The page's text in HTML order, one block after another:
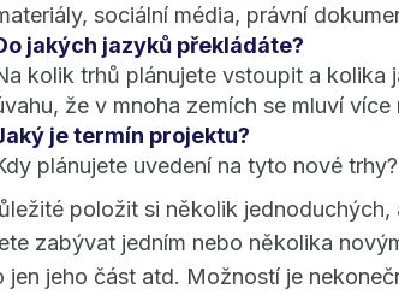
sociální média, právní
jakých jazyků překládáte?
kolik trhů plánujete vstoupit a kolika
že v mnoha zemích se mluví
je termín projektu?
plánujete uvedení na tyto nové trhy?
položit si několik
zabývat jedním nebo několika
jen jeho část atd. Možností je